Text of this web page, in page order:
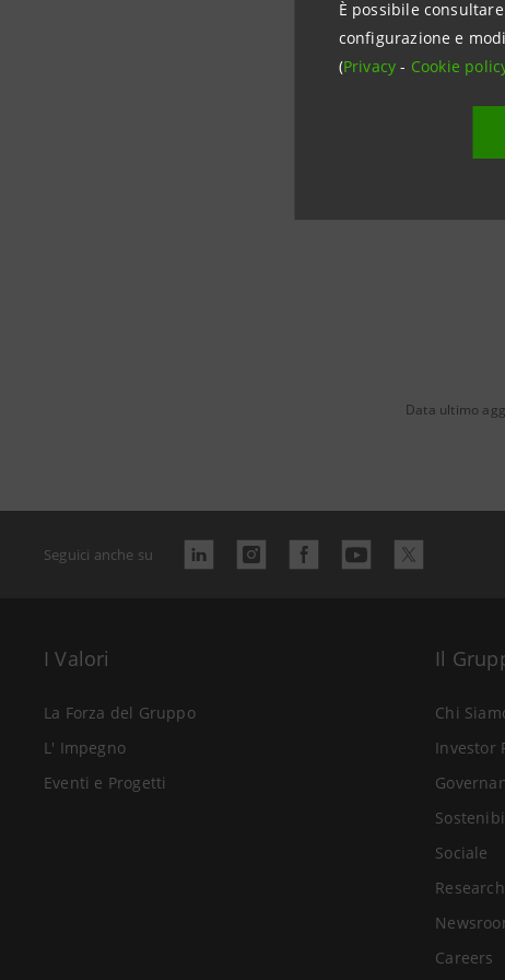
È possibile
configurazione e
(Privacy- Cookie
055
Data ultimo
Seguici anche su
I Valori
La Forza del Gruppo
L' Impegno
Eventi e Progetti
Il
Chi
Investor
Sociale
Research
Careers